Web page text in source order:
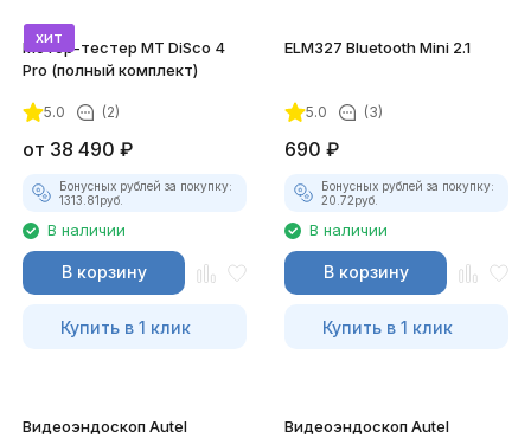
хит
Мотор-тестер MT DiSco 4
Pro (полный комплект)
5.0 (2)
от 38 490 ₽
Бонусных рублей за покупку:
1313.81руб.
В наличии
В корзину
Купить в 1 клик
ELM327 Bluetooth Mini 2.1
5.0 (3)
690 ₽
Бонусных рублей за покупку:
20.72руб.
В наличии
В корзину
Купить в 1 клик
Видеоэндоскоп Autel
Видеоэндоскоп Autel